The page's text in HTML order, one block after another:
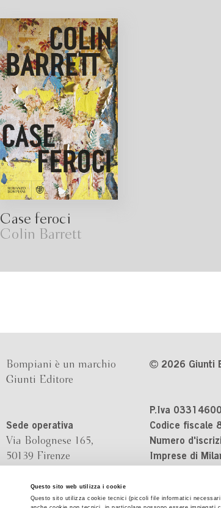
Questo sito web utilizza i cookie
Questo sito utilizza cookie tecnici (piccoli file informatici
Case feroci
Colin Barrett
Bompiani è un marchio
Giunti Editore
Sede operativa
Via Bolognese 165,
50139 Firenze
Sede legale
Via G.B.Pirelli 30,
2026 Giunti
P.Iva
Codice fiscale
Numero
Imprese di
Cookie Policy